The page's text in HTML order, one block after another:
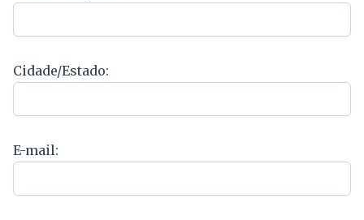
Cidade/Estado:
E-mail: